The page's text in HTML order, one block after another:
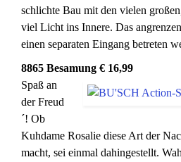
schlichte Bau mit den vielen
viel Licht ins Innere. Das
einen separaten Eingang betreten
8865 Besamung € 16,99
Spaß an
der Freud
´! Ob
Kuhdame Rosalie diese Art der
macht, sei einmal dahingestellt.